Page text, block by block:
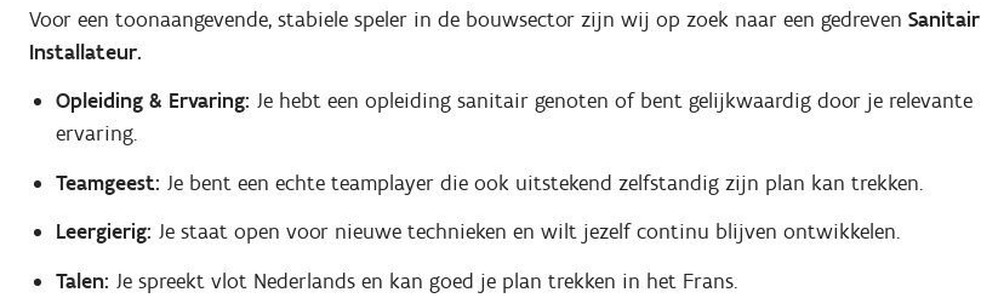
Voor een toonaangevende, stabiele speler in de bouwsector zijn wij op zoek naar een gedreven Sanitair
Installateur.
Opleiding & Ervaring: Je hebt een opleiding sanitair genoten of bent gelijkwaardig door je relevante
ervaring.
Teamgeest: Je bent een echte teamplayer die ook uitstekend zelfstandig zijn plan kan trekken.
Leergierig: Je staat open voor nieuwe technieken en wilt jezelf continu blijven ontwikkelen.
Talen: Je spreekt vlot Nederlands en kan goed je plan trekken in het Frans.